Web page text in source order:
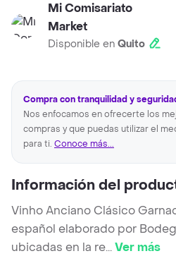
Mi Comisariato
Market
Disponible en Quito
Compra con tranquilidad y
Nos enfocamos en ofrecerte los
compras y que puedas utilizar el
para ti. Conoce más...
Información del
Vinho Anciano Clásico
español elaborado por
ubicadas en la re...Ver más